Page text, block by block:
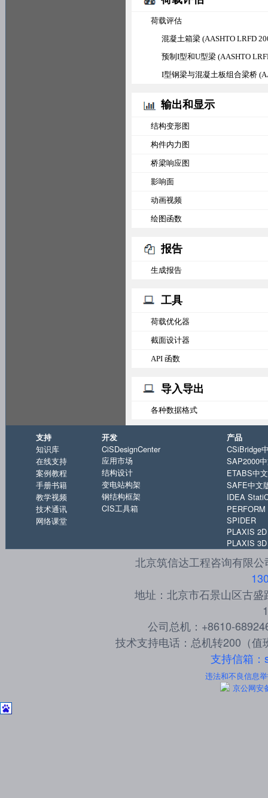
荷载评估
混凝土箱梁 (AASHTO LRFD
预制I型和U型梁 (AASHTO
I型钢梁与混凝土板组合梁桥
输出和显示
结构变形图
构件内力图
桥梁响应图
影响面
动画视频
绘图函数
报告
生成报告
工具
荷载优化器
截面设计器
API 函数
导入导出
各种数据格式
支持
知识库
在线支持
案例教程
手册书籍
教学视频
技术通讯
网络课堂
开发
CiSDesignCenter
应用市场
结构设计
变电站构架
钢结构框架
CIS工具箱
产品
CSiBridge
SAP2000
ETABS中
SAFE中文
IDEA
PERFORM
SPIDER
PLAXIS 2D
PLAXIS 3D
北京筑信达工程咨询有限
地址：北京市石景山区古
公司总机：+8610-
技术支持电话：总机转200（
支持信箱
违法和不良信息
京公网安